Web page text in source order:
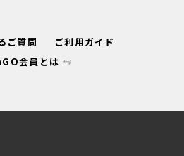
ご質問
ご利用ガイド
会員とは